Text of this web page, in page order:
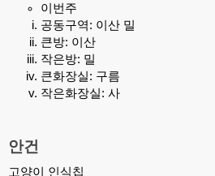
이번주
공동구역: 이산 밀
큰방: 이산
작은방: 밀
큰화장실: 구름
작은화장실: 사
안건
고양이 인식칩